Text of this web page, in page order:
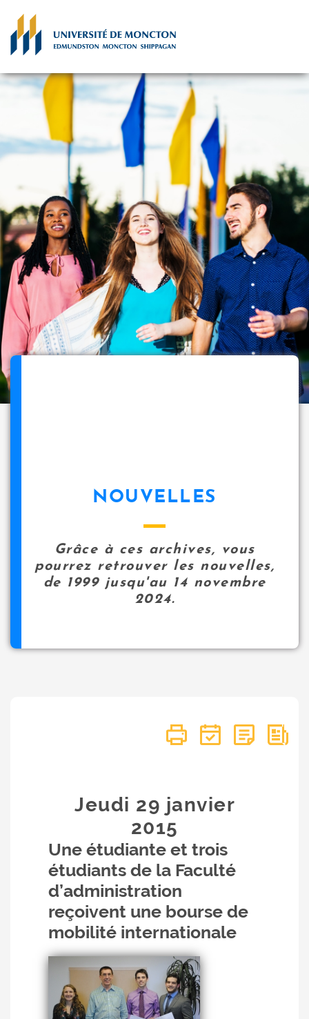
NOUVELLES
Grâce à ces archives, vous
pourrez retrouver les nouvelles,
de 1999 jusqu'au 14 novembre
2024.
Jeudi 29 janvier
2015
Une étudiante et trois
étudiants de la Faculté
d’administration
reçoivent une bourse de
mobilité internationale